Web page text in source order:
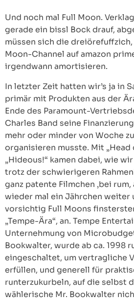
Und noch mal Full Moon.
gerade ein bissl Bock drauf,
müssen sich die
Moon-Channel auf amazon
irgendwann amortisieren.
In letzter Zeit hatten wir’s ja in
primär mit Produkten aus der
Ende des Paramount-
Charles Band seine
mehr oder minder von Woche
organisieren musste. Mit „Head
„Hideous!“ kamen dabei, wie
trotz der schwierigeren
ganz patente Filmchen ‚bei
wieder mal ein Jährchen weiter
vorsichtig Full Moons
„Tempe-Ära“, an. Tempe
Unternehmung von
Bookwalter, wurde ab ca. 1998
eingeschaltet, um vertragliche
erfüllen, und generell für
runterzukurbeln, auf die selbst
wählerische Mr. Bookwalter